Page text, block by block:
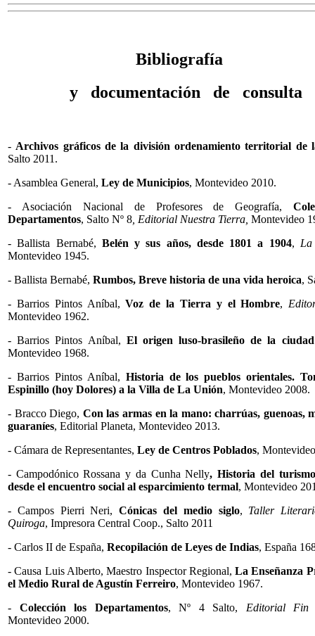
Bibliografía
y documentación de consulta
- Archivos gráficos de la división ordenamiento territorial de
Salto 2011.
- Asamblea General, Ley de Municipios, Montevideo 2010.
- Asociación Nacional de Profesores de Geografía,
Departamentos, Salto Nº 8 , Editorial Nuestra Tierra, Montevideo
- Ballista Bernabé, Belén y sus años, desde 1801 a 1904,
Montevideo 1945.
- Ballista Bernabé, Rumbos, Breve historia de una vida heroica,
- Barrios Pintos Aníbal, Voz de la Tierra y el Hombre,
Montevideo 1962.
- Barrios Pintos Aníbal, El origen luso-brasileño de la
Montevideo 1968.
- Barrios Pintos Aníbal, Historia de los pueblos orientales.
Espinillo (hoy Dolores) a la Villa de La Unión, Montevideo 2008.
- Bracco Diego, Con las armas en la mano: charrúas, guenoas,
guaraníes, Editorial Planeta, Montevideo 2013.
- Cámara de Representantes, Ley de Centros Poblados,
- Campodónico Rossana y da Cunha Nelly, Historia del
desde el encuentro social al esparcimiento termal, Montevideo
- Campos Pierri Neri,Cónicas del medio siglo, Taller
Quiroga, Impresora Central Coop., Salto 2011
- Carlos II de España, Recopilación de Leyes de Indias, España
- Causa Luis Alberto, Maestro Inspector Regional,La Enseñanza
el Medio Rural de Agustín Ferreiro, Montevideo 1967.
- Colección los Departamentos, Nº 4 Salto, Editorial Fin
Montevideo 2000.